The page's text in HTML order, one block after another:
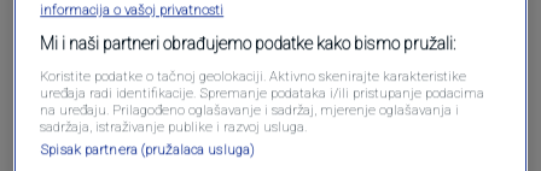
Oglas
informacija o vašoj privatnosti
Mi i naši partneri obrađujemo podatke kako bismo pružali:
Koristite podatke o tačnoj geolokaciji. Aktivno skenirajte karakteristike
uređaja radi identifikacije. Spremanje podataka i/ili pristupanje podacima
na uređaju. Prilagođeno oglašavanje i sadržaj, mjerenje oglašavanja i
sadržaja, istraživanje publike i razvoj usluga.
Spisak partnera (pružalaca usluga)